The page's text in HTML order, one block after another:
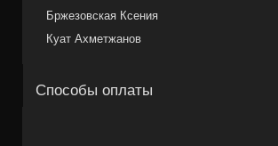
Бржезовская Ксения
Куат Ахметжанов
Способы оплаты